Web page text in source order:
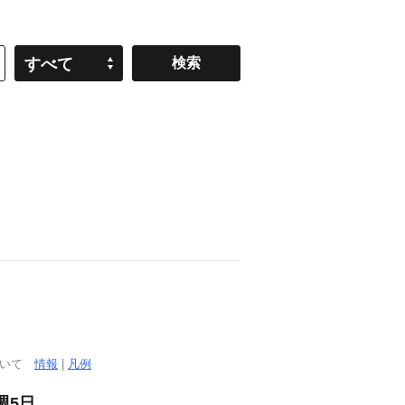
すべて
いて情報 凡例